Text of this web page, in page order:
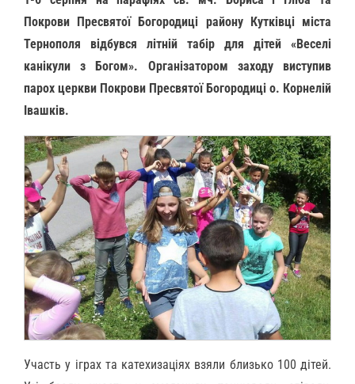
Покрови Пресвятої Богородиці району Кутківці міста
Тернополя відбувся літній табір для дітей «Веселі
канікули з Богом». Організатором заходу виступив
парох церкви Покрови Пресвятої Богородиці о. Корнелій
Івашків.
Участь у іграх та катехизаціях взяли близько 100 дітей.